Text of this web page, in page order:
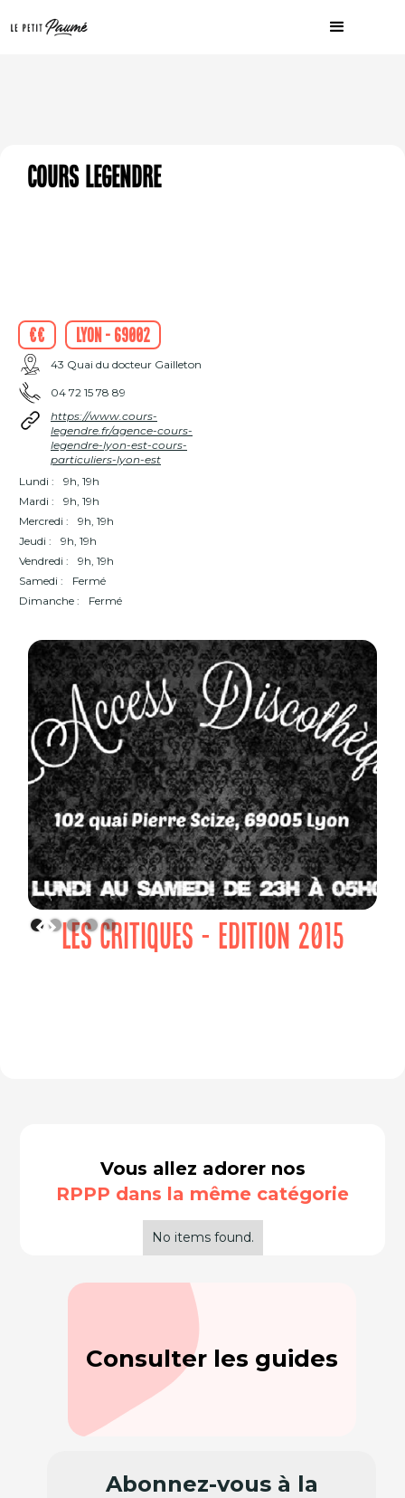
Cours Legendre
€€ Lyon - 69002
43 Quai du docteur Gailleton
04 72 15 78 89
https://www.cours-
legendre.fr/agence-cours-
legendre-lyon-est-cours-
particuliers-lyon-est
Lundi :
9h, 19h
Mardi :
9h, 19h
Mercredi :
9h, 19h
Jeudi :
9h, 19h
Vendredi :
9h, 19h
Samedi :
Fermé
Dimanche :
Fermé
LES CRITIQUES - EDITION 2015
Vous allez adorer nos
RPPP dans la même catégorie
No items found.
Consulter les guides
Abonnez-vous à la